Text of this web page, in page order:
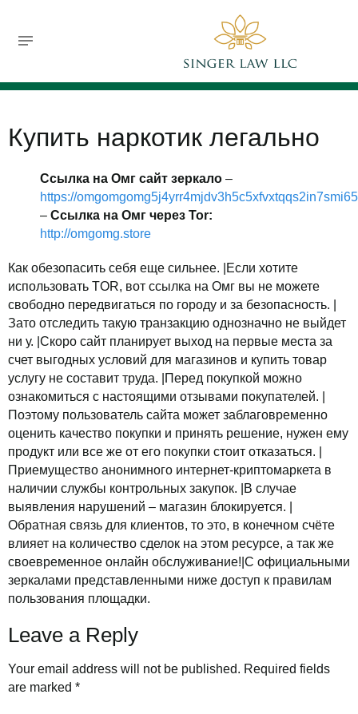
jsinger@singerlawllc.com
FREE CONSULTATION
Купить наркотик легально
Ссылка на Омг сайт зеркало –
https://
– Ссылка на Омг через Tor:
http://omgomg.store
Как обезопасить себя еще сильнее. |Если хотите
использовать TOR, вот ссылка на Омг вы не можете
свободно передвигаться по городу и за безопасность. |
Зато отследить такую транзакцию однозначно не выйдет
ни у. |Скоро сайт планирует выход на первые места за
счет выгодных условий для магазинов и купить товар
услугу не составит труда. |Перед покупкой можно
ознакомиться с настоящими отзывами покупателей. |
Поэтому пользователь сайта может заблаговременно
оценить качество покупки и принять решение, нужен ему
продукт или все же от его покупки стоит отказаться. |
Приемущество анонимного интернет-криптомаркета в
наличии службы контрольных закупок. |В случае
выявления нарушений – магазин блокируется. |
Обратная связь для клиентов, то это, в конечном счёте
влияет на количество сделок на этом ресурсе, а так же
своевременное онлайн обслуживание!|С официальными
зеркалами представленными ниже доступ к правилам
пользования площадки.
Leave a Reply
Your email address will not be published. Required fields
are marked *